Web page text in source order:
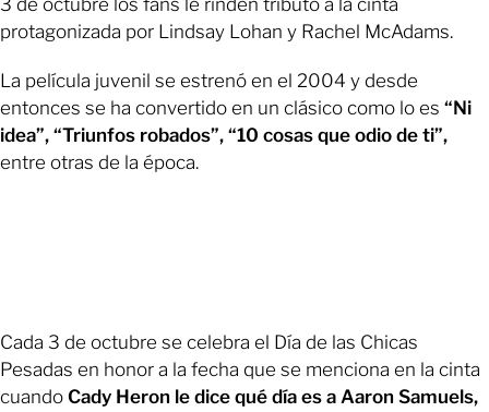
3 de octubre los fans le rinden tributo a la cinta
protagonizada por Lindsay Lohan y Rachel McAdams.
La película juvenil se estrenó en el 2004 y desde
entonces se ha convertido en un clásico como lo es “Ni
idea”, “Triunfos robados”, “10 cosas que odio de ti”,
entre otras de la época.
Cada 3 de octubre se celebra el Día de las Chicas
Pesadas en honor a la fecha que se menciona en la cinta
cuando Cady Heron le dice qué día es a Aaron Samuels,